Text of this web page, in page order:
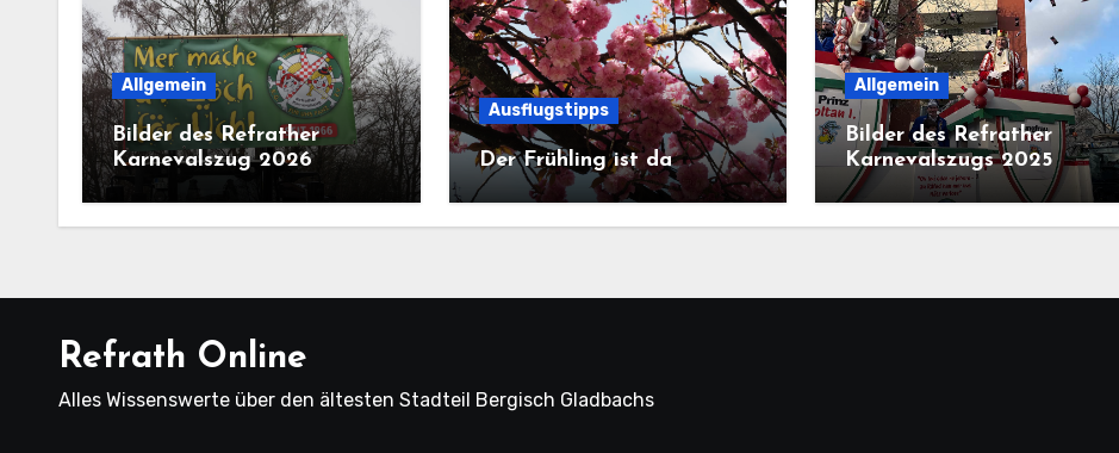
Allgemein
Bilder des Refrather
Karnevalszug 2026
Ausflugstipps
Der Frühling ist da
Allgemein
Bilder des Refrather
Karnevalszugs 2025
Refrath Online
Alles Wissenswerte über den ältesten Stadteil Bergisch Gladbachs